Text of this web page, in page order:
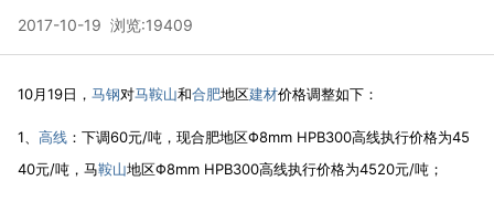
2017-10-19 浏览:19409
10月19日， 马钢对马鞍山和合肥地区建材价格调整如下：
1、 高线 ：下调60元/吨，现合肥地区Φ8mm HPB300高线执行价格为45
40元/吨，马鞍山地区Φ8mm HPB300高线执行价格为4520元/吨；